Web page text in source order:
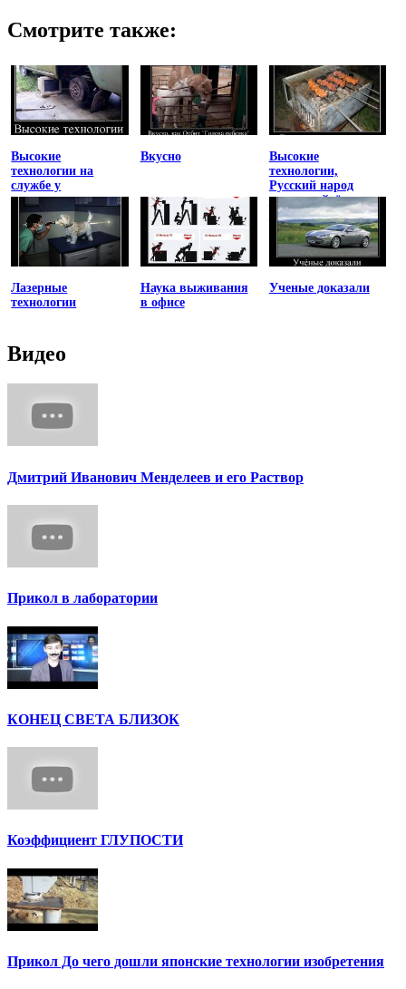
Смотрите также:
Высокие
технологии на
службе у
отечественного
автопрома
Вкусно
Высокие
технологии,
Русский народ
всегда найдёт им
применение
Лазерные
технологии
Наука выживания
в офисе
Ученые доказали
Видео
Дмитрий Иванович Менделеев и его Раствор
Прикол в лаборатории
КОНЕЦ СВЕТА БЛИЗОК
Коэффициент ГЛУПОСТИ
Прикол До чего дошли японские технологии изобретения